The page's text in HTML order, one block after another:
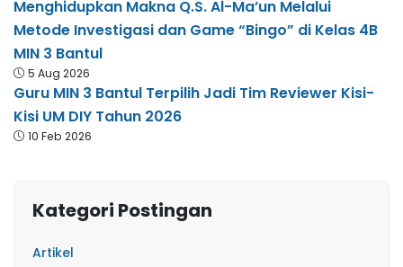
Menghidupkan Makna Q.S. Al-Ma’un Melalui
Metode Investigasi dan Game “Bingo” di Kelas 4B
MIN 3 Bantul
5 Aug 2026
Guru MIN 3 Bantul Terpilih Jadi Tim Reviewer Kisi-
Kisi UM DIY Tahun 2026
10 Feb 2026
Kategori Postingan
Artikel